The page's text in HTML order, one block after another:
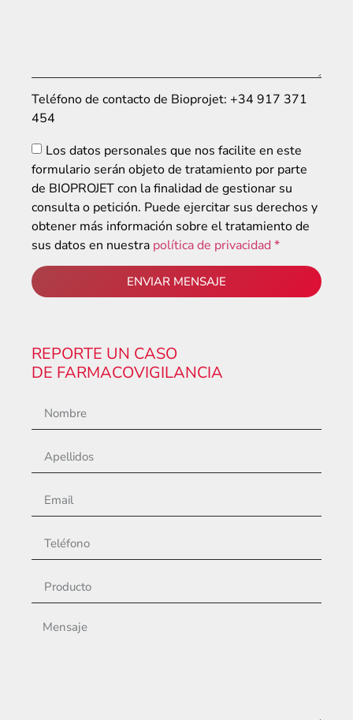
Teléfono de contacto de Bioprojet: +34 917 371
454
Los datos personales que nos facilite en este
formulario serán objeto de tratamiento por parte
de BIOPROJET con la finalidad de gestionar su
consulta o petición. Puede ejercitar sus derechos y
obtener más información sobre el tratamiento de
sus datos en nuestra política de privacidad *
ENVIAR MENSAJE
REPORTE UN CASO
DE FARMACOVIGILANCIA